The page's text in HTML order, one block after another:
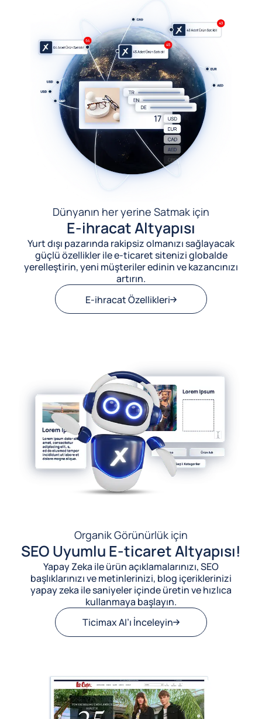
Dünyanın her yerine Satmak için
E-ihracat Altyapısı
Yurt dışı pazarında rakipsiz olmanızı sağlayacak
güçlü özellikler ile e-ticaret sitenizi globalde
yerelleştirin, yeni müşteriler edinin ve kazancınızı
artırın.
E-ihracat Özellikleri
Organik Görünürlük için
SEO Uyumlu E-ticaret Altyapısı!
Yapay Zeka ile ürün açıklamalarınızı, SEO
başlıklarınızı ve metinlerinizi, blog içeriklerinizi
yapay zeka ile saniyeler içinde üretin ve hızlıca
kullanmaya başlayın.
Ticimax AI’ı İnceleyin